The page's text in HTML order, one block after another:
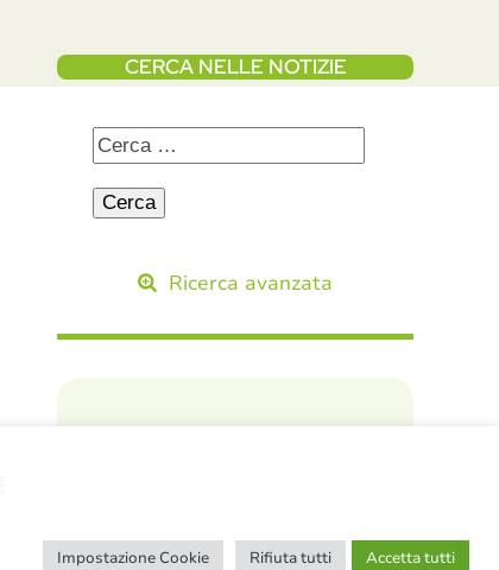
CERCA NELLE NOTIZIE
Ricerca avanzata
Impostazione Cookie Rifiuta tutti Accetta tutti